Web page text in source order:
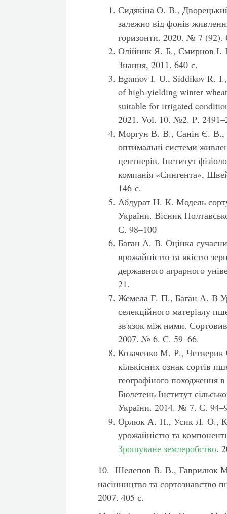
Сидякіна О. В.,
залежно від фонів
горизонти. 2020. № 7 (92).
Олійник Я. Б., Смирнов І.
Знання, 2011. 640 с.
Egamov I. U., Siddikov R.
of high-yielding winter
suitable for irrigated
2021. Vol. 10. №2. Р.
Моргун В. В., Санін Є. В.,
оптимальні системи
центнерів. Інститут
компанія «Сингента»,
146 с.
Абдурат Н. К. Модель
України. Вісник
С. 98–100
Баган А. В. Оцінка
врожайністю та якістю
державного аграрного
21.
Жемела Г. П., Баган А. В
селекційного матеріалу
зв'язок між ними.
2007. № 6. С. 59–66.
Козаченко М. Р., Четверик
кількісних ознак сортів
географіного походження
Бюлетень Інститут
України. 2014. № 7. С.
Орлюк А. П., Усик Л. О.,
урожайністю та
Зрошуване землеробство.
10. Шелепов В. В., Гаврилюк
насінництво та сортознавство
2007. 405 с.